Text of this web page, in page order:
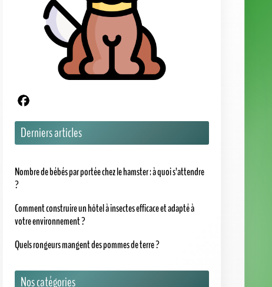
Derniers articles
Nombre de bébés par portée chez le hamster : à quoi s’attendre
?
Comment construire un hôtel à insectes efficace et adapté à
votre environnement ?
Quels rongeurs mangent des pommes de terre ?
Nos catégories